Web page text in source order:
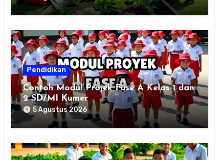
Pendidikan
Contoh Modul Projek Fase A Kelas 1 dan
2 SD/MI Kumer
5 Agustus 2026